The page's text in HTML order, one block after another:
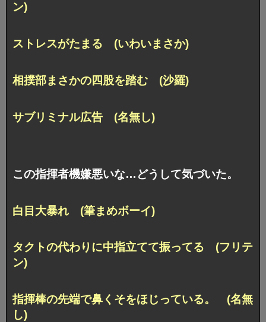
ン)
ストレスがたまる (いわいまさか)
相撲部まさかの四股を踏む (沙羅)
サブリミナル広告 (名無し)
この指揮者機嫌悪いな…どうして気づいた。
白目大暴れ (筆まめボーイ)
タクトの代わりに中指立てて振ってる (フリテ
ン)
指揮棒の先端で鼻くそをほじっている。 (名無
し)